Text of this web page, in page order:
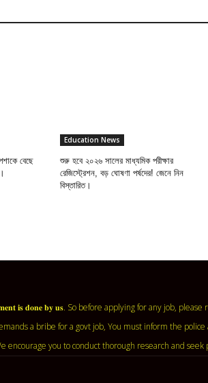
বেছে
Education News
শুরু হবে ২০২৬ সালের মাধ্যমিক পরীক্ষার
রেজিস্ট্রেশন, বড় ঘোষণা পর্ষদের! জেনে নিন
বিস্তারিত।
𝐢𝐬 𝐝𝐨𝐧𝐞 𝐛𝐲 𝐮𝐬. So before applying for any job,
a bribe for a govt job, You must inform the
encourage you to conduct thorough research and